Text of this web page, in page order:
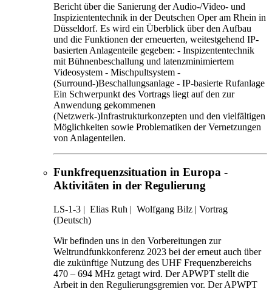
Bericht über die Sanierung der Audio-/Video- und
Inspiziententechnik in der Deutschen Oper am Rhein in
Düsseldorf. Es wird ein Überblick über den Aufbau
und die Funktionen der erneuerten, weitestgehend IP-
basierten Anlagenteile gegeben: - Inspizententechnik
mit Bühnenbeschallung und latenzminimiertem
Videosystem - Mischpultsystem -
(Surround-)Beschallungsanlage - IP-basierte Rufanlage
Ein Schwerpunkt des Vortrags liegt auf den zur
Anwendung gekommenen
(Netzwerk-)Infrastrukturkonzepten und den vielfältigen
Möglichkeiten sowie Problematiken der Vernetzungen
von Anlagenteilen.
Funkfrequenzsituation in Europa -
Aktivitäten in der Regulierung
LS-1-3 | Elias Ruh | Wolfgang Bilz | Vortrag
(Deutsch)
Wir befinden uns in den Vorbereitungen zur
Weltrundfunkkonferenz 2023 bei der erneut auch über
die zukünftige Nutzung des UHF Frequenzbereichs
470 – 694 MHz getagt wird. Der APWPT stellt die
Arbeit in den Regulierungsgremien vor. Der APWPT